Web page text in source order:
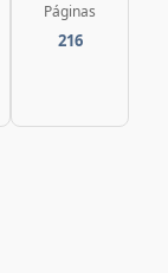
Páginas
216